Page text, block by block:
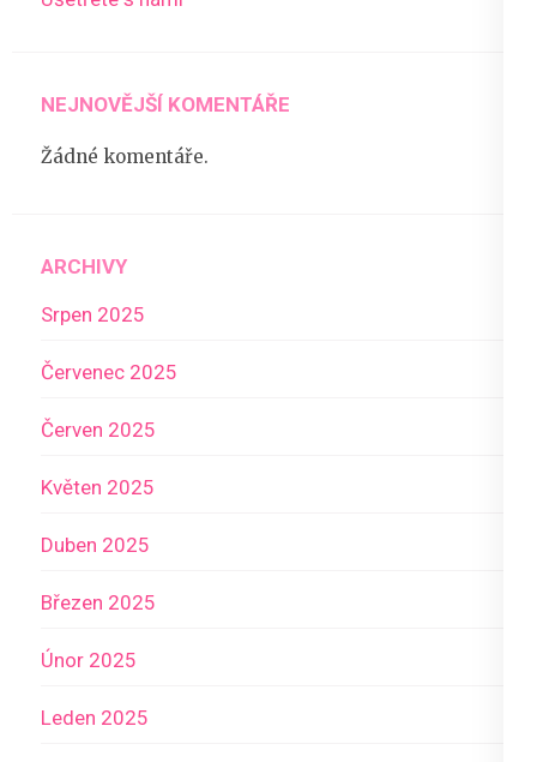
NEJNOVĚJŠÍ KOMENTÁŘE
Žádné komentáře.
ARCHIVY
Srpen 2025
Červenec 2025
Červen 2025
Květen 2025
Duben 2025
Březen 2025
Únor 2025
Leden 2025